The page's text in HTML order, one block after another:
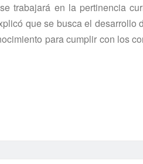
trabajará en la pertinencia
que se busca el desarrollo
para cumplir con los